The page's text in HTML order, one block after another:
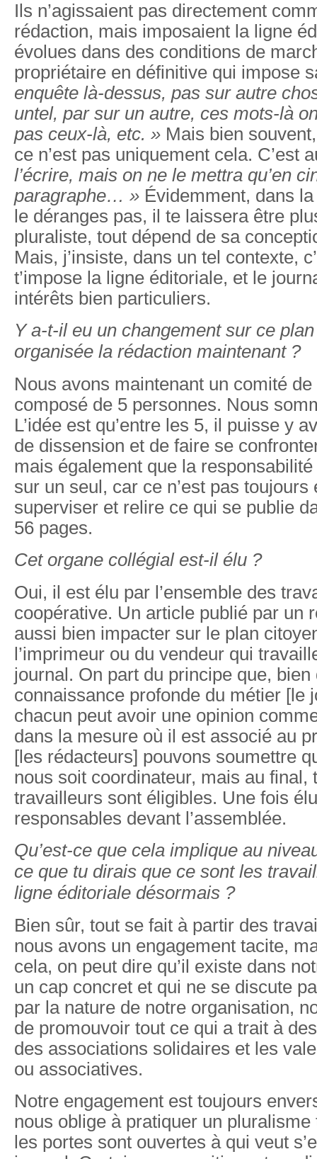
Ils n’agissaient pas directement
rédaction, mais imposaient la ligne
évolues dans des conditions de
propriétaire en définitive qui impose
enquête là-dessus, pas sur autre
untel, par sur un autre, ces mots-là
pas ceux-là, etc. » Mais bien
ce n’est pas uniquement cela. C’est
l’écrire, mais on ne le mettra qu’en
paragraphe… » Évidemment, dans
le déranges pas, il te laissera être
pluraliste, tout dépend de sa
Mais, j’insiste, dans un tel contexte,
t’impose la ligne éditoriale, et le
intérêts bien particuliers.
Y a-t-il eu un changement sur ce
organisée la rédaction maintenant ?
Nous avons maintenant un comité
composé de 5 personnes. Nous
L’idée est qu’entre les 5, il puisse y
de dissension et de faire se
mais également que la
sur un seul, car ce n’est pas toujours
superviser et relire ce qui se publie
56 pages.
Cet organe collégial est-il élu ?
Oui, il est élu par l’ensemble des
coopérative. Un article publié par un
aussi bien impacter sur le plan
l’imprimeur ou du vendeur qui
journal. On part du principe que, bien
connaissance profonde du métier [le
chacun peut avoir une opinion
dans la mesure où il est associé au
[les rédacteurs] pouvons soumettre
nous soit coordinateur, mais au final,
travailleurs sont éligibles. Une fois
responsables devant l’assemblée.
Qu’est-ce que cela implique au
ce que tu dirais que ce sont les
ligne éditoriale désormais ?
Bien sûr, tout se fait à partir des
nous avons un engagement tacite,
cela, on peut dire qu’il existe dans
un cap concret et qui ne se discute
par la nature de notre organisation,
de promouvoir tout ce qui a trait à
des associations solidaires et les
ou associatives.
Notre engagement est toujours
nous oblige à pratiquer un pluralisme
les portes sont ouvertes à qui veut